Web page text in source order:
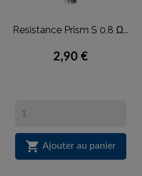
Resistance Prism S 0,8 Ω...
2,90 €
 Ajouter au panier